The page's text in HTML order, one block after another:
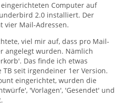
Computer auf
2.0 installiert. Der
vier Mail-Adressen.
viel mir auf, dass pro Mail-
angelegt wurden. Nämlich
Das finde ich etwas
seit irgendeiner 1er Version.
eingerichtet, wurden die
'Vorlagen', 'Gesendet' und